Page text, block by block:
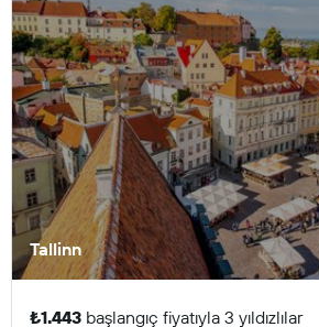
Tallinn
₺1.443 başlangıç fiyatıyla 3 yıldızlılar